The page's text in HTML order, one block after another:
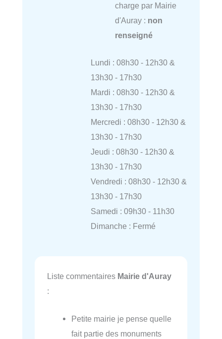
charge par Mairie
d'Auray : non
renseigné
Lundi : 08h30 - 12h30 &
13h30 - 17h30
Mardi : 08h30 - 12h30 &
13h30 - 17h30
Mercredi : 08h30 - 12h30 &
13h30 - 17h30
Jeudi : 08h30 - 12h30 &
13h30 - 17h30
Vendredi : 08h30 - 12h30 &
13h30 - 17h30
Samedi : 09h30 - 11h30
Dimanche : Fermé
Liste commentaires Mairie d'Auray
:
Petite mairie je pense quelle
fait partie des monuments